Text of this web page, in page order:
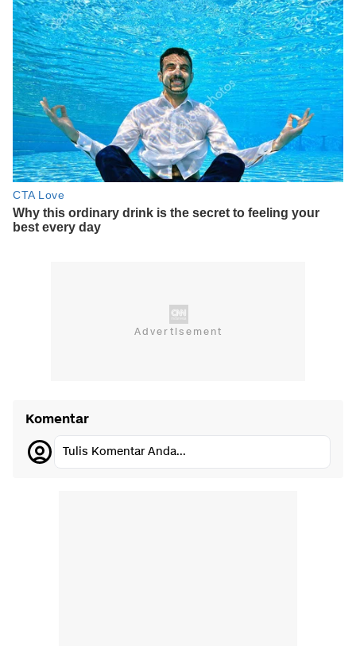
Komentar
Tulis Komentar Anda...